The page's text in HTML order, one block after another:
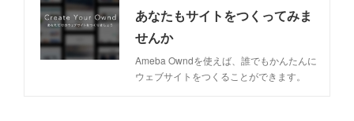
あなたもサイトをつくってみま
せんか
Ameba Owndを使えば、誰でもかんたんに
ウェブサイトをつくることができます。